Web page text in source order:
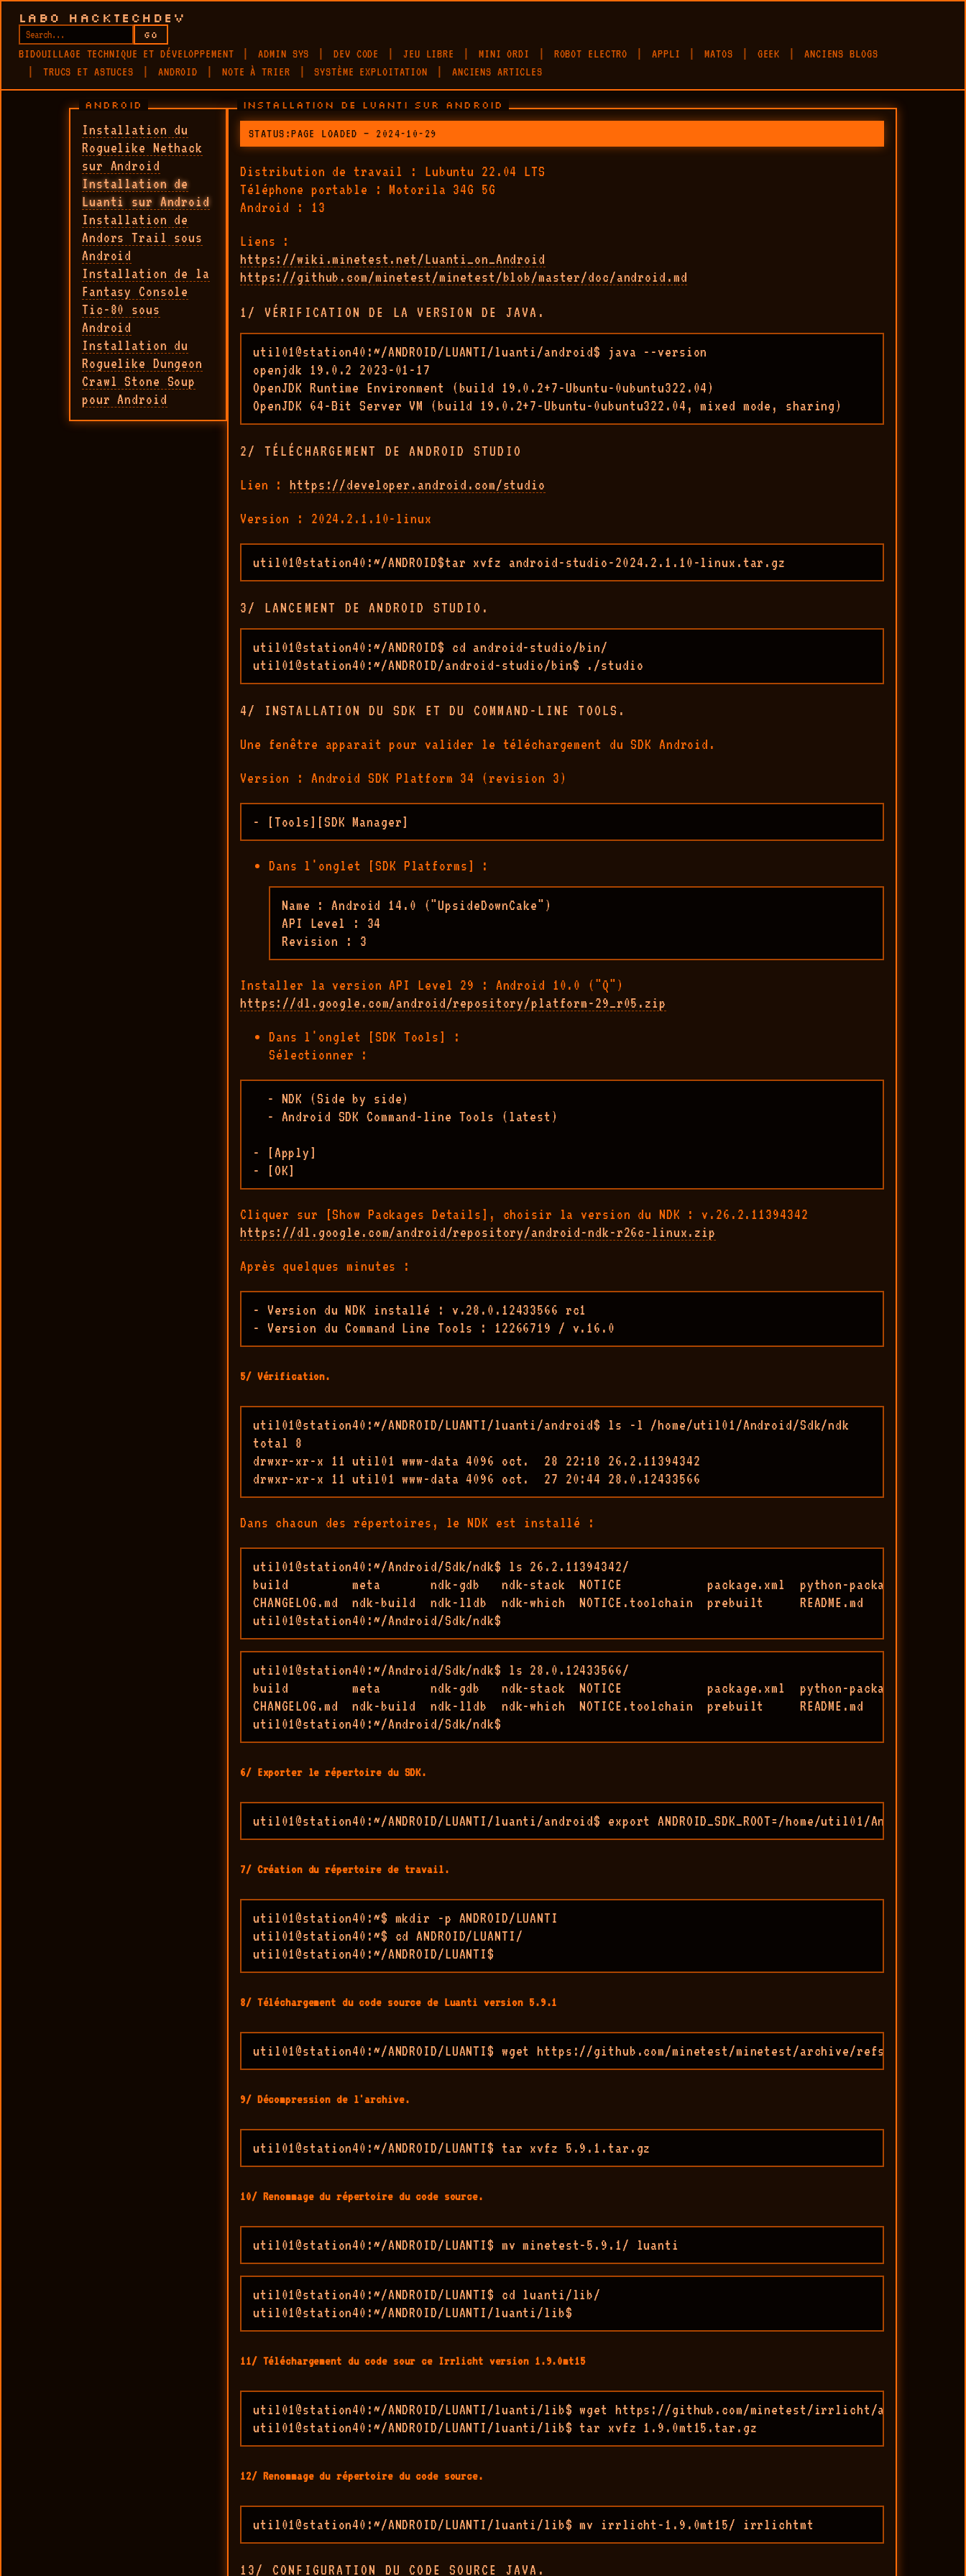
LABO HACKTECHDEV
GO
BIDOUILLAGE TECHNIQUE ET DÉVELOPPEMENT ADMIN SYS DEV CODE JEU LIBRE MINI ORDI ROBOT ELECTRO APPLI MATOS GEEK
ANCIENS BLOGS
TRUCS ET ASTUCES
ANDROID NOTE À TRIER SYSTÈME EXPLOITATION ANCIENS ARTICLES
ANDROID
Installation du
Roguelike Nethack
sur Android
Installation de
Luanti sur Android
Installation de
Andors Trail sous
Android
Installation de la
Fantasy Console
Tic-80 sous
Android
Installation du
Roguelike Dungeon
Crawl Stone Soup
pour Android
INSTALLATION DE LUANTI SUR ANDROID
STATUS:PAGE LOADED — 2024-10-29
Distribution de travail : Lubuntu 22.04 LTS
Téléphone portable : Motorila 34G 5G
Android : 13
Liens :
https://wiki.minetest.net/Luanti_on_Android
https://github.com/minetest/minetest/blob/master/doc/android.md
1/ VÉRIFICATION DE LA VERSION DE JAVA.
util01@station40:~/ANDROID/LUANTI/luanti/android$ java --version
openjdk 19.0.2 2023-01-17
OpenJDK Runtime Environment (build 19.0.2+7-Ubuntu-0ubuntu322.04)
OpenJDK 64-Bit Server VM (build 19.0.2+7-Ubuntu-0ubuntu322.04, mixed mode, sharing)
2/ TÉLÉCHARGEMENT DE ANDROID STUDIO
Lien :https://developer.android.com/studio
Version : 2024.2.1.10-linux
util01@station40:~/ANDROID$tar xvfz android-studio-2024.2.1.10-linux.tar.gz
3/ LANCEMENT DE ANDROID STUDIO.
util01@station40:~/ANDROID$ cd android-studio/bin/
util01@station40:~/ANDROID/android-studio/bin$ ./studio
4/ INSTALLATION DU SDK ET DU COMMAND-LINE TOOLS.
Une fenêtre apparait pour valider le téléchargement du SDK Android.
Version : Android SDK Platform 34 (revision 3)
- [Tools][SDK Manager]
Dans l'onglet [SDK Platforms] :
Name : Android 14.0 ("UpsideDownCake")
API Level : 34
Revision : 3
Installer la version API Level 29 : Android 10.0 ("Q")
https://dl.google.com/android/repository/platform-29_r05.zip
Dans l'onglet [SDK Tools] :
Sélectionner :
  - NDK (Side by side)
  - Android SDK Command-line Tools (latest)
- [Apply]
- [OK]
Cliquer sur [Show Packages Details], choisir la version du NDK : v.26.2.11394342
https://dl.google.com/android/repository/android-ndk-r26c-linux.zip
Après quelques minutes :
- Version du NDK installé : v.28.0.12433566 rc1
- Version du Command Line Tools : 12266719 / v.16.0
5/ Vérification.
util01@station40:~/ANDROID/LUANTI/luanti/android$ ls -l /home/util01/Android/Sdk/ndk
total 8
drwxr-xr-x 11 util01 www-data 4096 oct.  28 22:18 26.2.11394342
drwxr-xr-x 11 util01 www-data 4096 oct.  27 20:44 28.0.12433566
Dans chacun des répertoires, le NDK est installé :
util01@station40:~/Android/Sdk/ndk$ ls 26.2.11394342/
build         meta       ndk-gdb   ndk-stack  NOTICE            package.xml  python-packages
CHANGELOG.md  ndk-build  ndk-lldb  ndk-which  NOTICE.toolchain  prebuilt     README.md
util01@station40:~/Android/Sdk/ndk$
util01@station40:~/Android/Sdk/ndk$ ls 28.0.12433566/
build         meta       ndk-gdb   ndk-stack  NOTICE            package.xml  python-packages
CHANGELOG.md  ndk-build  ndk-lldb  ndk-which  NOTICE.toolchain  prebuilt     README.md
util01@station40:~/Android/Sdk/ndk$
6/ Exporter le répertoire du SDK.
util01@station40:~/ANDROID/LUANTI/luanti/android$ export ANDROID_SDK_ROOT=/home/util01/Android/Sdk/
7/ Création du répertoire de travail.
util01@station40:~$ mkdir -p ANDROID/LUANTI
util01@station40:~$ cd ANDROID/LUANTI/
util01@station40:~/ANDROID/LUANTI$
8/ Téléchargement du code source de Luanti version 5.9.1
util01@station40:~/ANDROID/LUANTI$ wget https://github.com/minetest/minetest/archive/refs/tags/
9/ Décompression de l'archive.
util01@station40:~/ANDROID/LUANTI$ tar xvfz 5.9.1.tar.gz
10/ Renommage du répertoire du code source.
util01@station40:~/ANDROID/LUANTI$ mv minetest-5.9.1/ luanti
util01@station40:~/ANDROID/LUANTI$ cd luanti/lib/
util01@station40:~/ANDROID/LUANTI/luanti/lib$
11/ Téléchargement du code sour ce Irrlicht version 1.9.0mt15
util01@station40:~/ANDROID/LUANTI/luanti/lib$ wget https://github.com/minetest/irrlicht/archive/
util01@station40:~/ANDROID/LUANTI/luanti/lib$ tar xvfz 1.9.0mt15.tar.gz
12/ Renommage du répertoire du code source.
util01@station40:~/ANDROID/LUANTI/luanti/lib$ mv irrlicht-1.9.0mt15/ irrlichtmt
13/ CONFIGURATION DU CODE SOURCE JAVA.